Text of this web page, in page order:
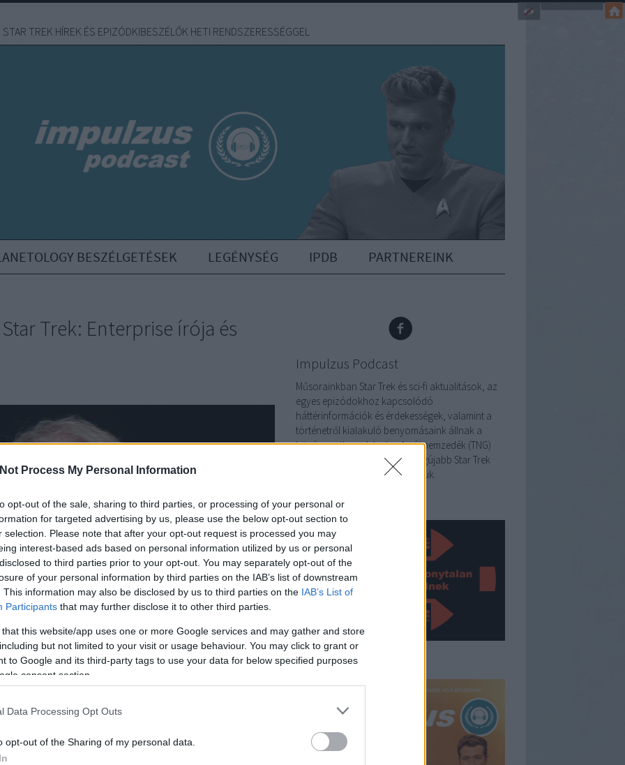
Process My Personal Information
opt-out of the sale, sharing to third parties, or processing of your personal or
for targeted advertising by us, please use the below opt-out section to
selection. Please note that after your opt-out request is processed you may
interest-based ads based on personal information utilized by us or personal
to third parties prior to your opt-out. You may separately opt-out of the
of your personal information by third parties on the IAB’s list of downstream
This information may also be disclosed by us to third parties on the IAB’s List of
Participants that may further disclose it to other third parties.
that this website/app uses one or more Google services and may gather and store
but not limited to your visit or usage behaviour. You may click to grant or
to Google and its third-party tags to use your data for below specified purposes
consent section.
Data Processing Opt Outs
opt-out of the Sharing of my personal data.
STAR TREK HÍREK ÉS EPIZÓDKIBESZÉLŐK HETI RENDSZERESSÉGGEL
BESZÉLGETÉSEK LEGÉNYSÉG IPDB PARTNEREINK
Trek: Enterprise írója és
aki kreatív munkájának köszönhetően nem csak a Star
, a 24: Élj egy új napért!
vésődött be, az Enterprise követői pedig azóta is tudják,
pillanatokkal tette emlékezetessé a negyedik
után a hasnyálmirigyrák vitte el.
Impulzus Podcast
Műsorainkban Star Trek és sci-fi aktualitások, az
egyes epizódokhoz kapcsolódó
háttérinformációk és érdekességek, valamint a
történetről kialakuló benyomásaink állnak a
középpontban. Jelenleg Az új nemzedék (TNG)
sorozatot nézzük újra, de a legújabb Star Trek
sorozatokat is nyomon követjük.
Impulzus Alert
Legfrissebb műsorunk